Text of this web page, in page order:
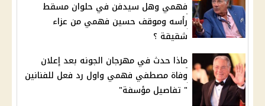
فهمي وهل سيدفن في حلوان مسقط
رأسه وموقف حسين فهمي من عزاء
شقيقة ؟
ماذا حدث في مهرجان الجونه بعد إعلان
وفاة مصطفي فهمي واول رد فعل للفنانين
" تفاصيل مؤسفة"